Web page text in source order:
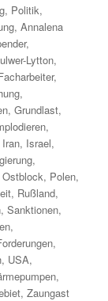
, Politik,
,Annalena
,
Lytton,
,
,
,Grundlast,
,
Iran, Israel,
,
Ostblock, Polen,
, Rußland,
,Sanktionen,
,
,
, USA,
,
,Zaungast